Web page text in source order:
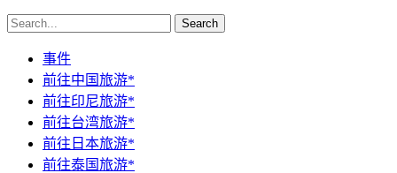
Search
事件
前往中国旅游*
前往印尼旅游*
前往台湾旅游*
前往日本旅游*
前往泰国旅游*